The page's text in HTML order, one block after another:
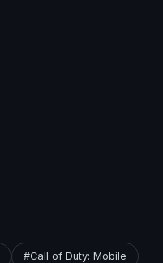
#Call of Duty: Mobile